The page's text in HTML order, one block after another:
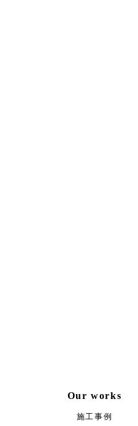
Our works
施工事例